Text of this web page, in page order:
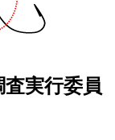
実行委員